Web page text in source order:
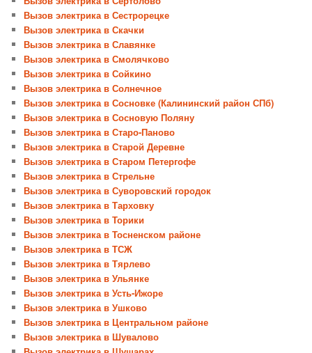
Вызов электрика в Сестрорецке
Вызов электрика в Скачки
Вызов электрика в Славянке
Вызов электрика в Смолячково
Вызов электрика в Сойкино
Вызов электрика в Солнечное
Вызов электрика в Сосновке (Калининский район СПб)
Вызов электрика в Сосновую Поляну
Вызов электрика в Старо-Паново
Вызов электрика в Старой Деревне
Вызов электрика в Старом Петергофе
Вызов электрика в Стрельне
Вызов электрика в Суворовский городок
Вызов электрика в Тарховку
Вызов электрика в Торики
Вызов электрика в Тосненском районе
Вызов электрика в ТСЖ
Вызов электрика в Тярлево
Вызов электрика в Ульянке
Вызов электрика в Усть-Ижоре
Вызов электрика в Ушково
Вызов электрика в Центральном районе
Вызов электрика в Шувалово